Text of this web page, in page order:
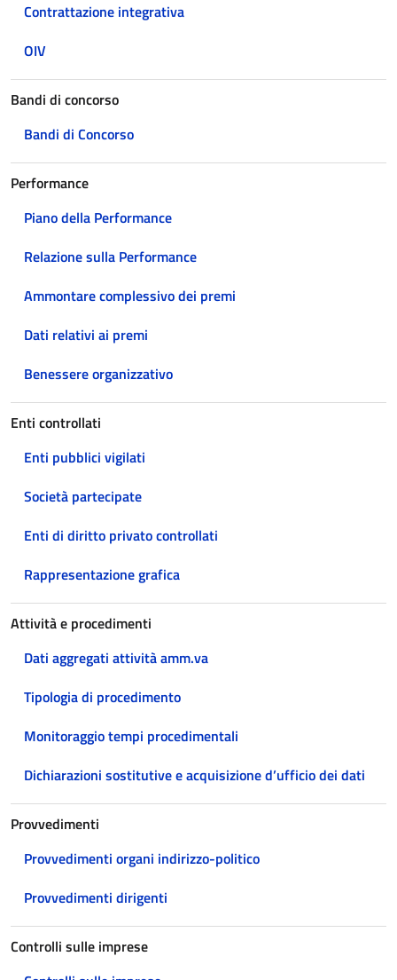
Contrattazione integrativa
OIV
Bandi di concorso
Bandi di Concorso
Performance
Piano della Performance
Relazione sulla Performance
Ammontare complessivo dei premi
Dati relativi ai premi
Benessere organizzativo
Enti controllati
Enti pubblici vigilati
Società partecipate
Enti di diritto privato controllati
Rappresentazione grafica
Attività e procedimenti
Dati aggregati attività amm.va
Tipologia di procedimento
Monitoraggio tempi procedimentali
Dichiarazioni sostitutive e acquisizione d’ufficio dei dati
Provvedimenti
Provvedimenti organi indirizzo-politico
Provvedimenti dirigenti
Controlli sulle imprese